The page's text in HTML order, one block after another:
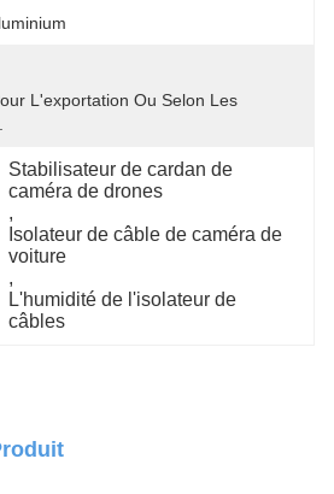
L'exportation Ou Selon Les
Stabilisateur de cardan de
caméra de drones
,
Isolateur de câble de caméra de
voiture
,
L'humidité de l'isolateur de
câbles